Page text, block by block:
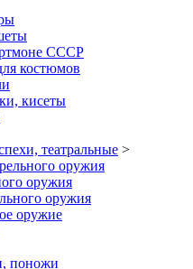
СССР
костюмов
кисеты
театральные >
оружия
оружия
оружия
оружие
поножи